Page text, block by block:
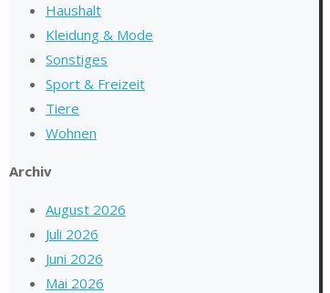
Haushalt
Kleidung & Mode
Sonstiges
Sport & Freizeit
Tiere
Wohnen
Archiv
August 2026
Juli 2026
Juni 2026
Mai 2026